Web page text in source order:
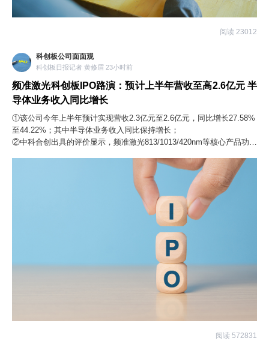
阅读 23012
科创板公司面面观
科创板日报记者 黄修眉 23小时前
频准激光科创板IPO路演：预计上半年营收至高2.6亿元 半
导体业务收入同比增长
①该公司今年上半年预计实现营收2.3亿元至2.6亿元，同比增长27.58%
至44.22%；其中半导体业务收入同比保持增长；
②中科合创出具的评价显示，频准激光813/1013/420nm等核心产品功
阅读 572831